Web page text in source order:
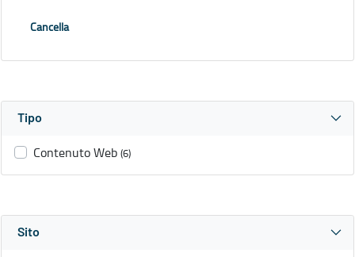
Cancella
Tipo
Contenuto Web (6)
Sito